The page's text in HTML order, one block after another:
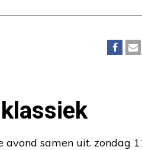
samen uit. zondag